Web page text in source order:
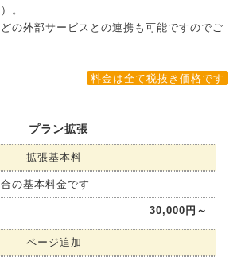
。
の外部サービスとの連携も可能ですのでご
料金は全て税抜き価格です
プラン拡張
拡張基本料
の基本料金です
30,000円～
ページ追加